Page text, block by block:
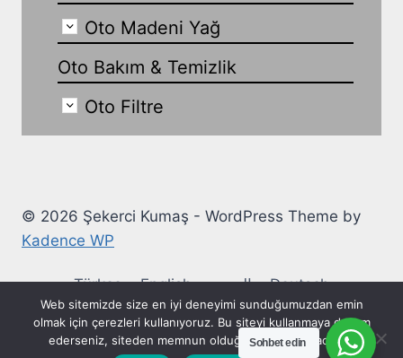
Oto Madeni Yağ
Oto Bakım & Temizlik
Oto Filtre
© 2026 Şekerci Kumaş - WordPress Theme by
Kadence WP
Türkçe English العربية
Deutsch
Ελληνικά
Español Français
Italiano
Русский
Polski Українська
Sohbet edin
Web sitemizde size en iyi deneyimi sunduğumuzdan emin
olmak için çerezleri kullanıyoruz. Bu siteyi kullanmaya devam
ederseniz, siteden memnun olduğunuzu varsayacağız.